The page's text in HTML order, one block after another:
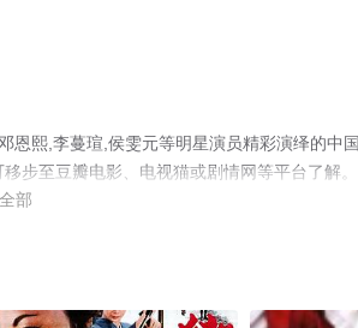
恩熙,李蔓瑄,侯雯元等明星演员精彩演绎的中
步至豆瓣电影、电视猫或剧情网等平台了解。
部